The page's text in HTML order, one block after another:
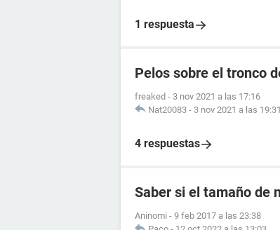
1 respuesta
Pelos sobre el tronco
freaked - 3 nov 2021 a las 17:16
Nat20083 - 3 nov 2021 a las 19:31
4 respuestas
Saber si el tamaño de
Aninomi - 9 feb 2017 a las 23:38